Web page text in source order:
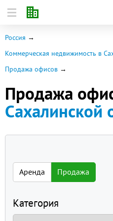
Россия
Коммерческая недвижимость в
Продажа офисов
Продажа
Сахалинской
Аренда Продажа
Категория